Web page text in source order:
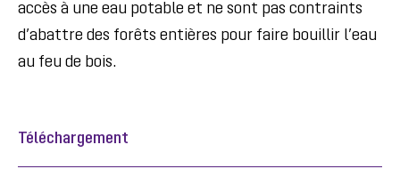
accès à une eau potable et ne sont pas contraints
d’abattre des forêts entières pour faire bouillir l’eau
au feu de bois.
Téléchargement